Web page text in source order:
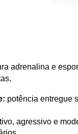
adrenalina e
potência entregue
agressivo e